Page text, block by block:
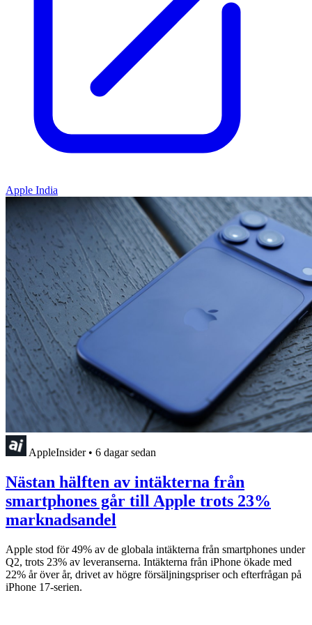
Apple India
AppleInsider • 6 dagar sedan
Nästan hälften av intäkterna från
smartphones går till Apple trots 23%
marknadsandel
Apple stod för 49% av de globala intäkterna från smartphones under
Q2, trots 23% av leveranserna. Intäkterna från iPhone ökade med
22% år över år, drivet av högre försäljningspriser och efterfrågan på
iPhone 17-serien.